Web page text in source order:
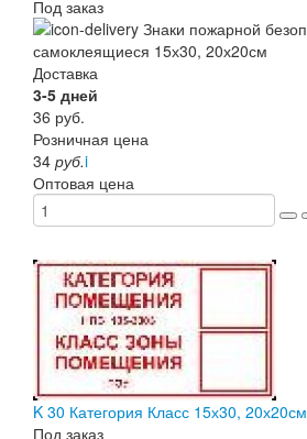
Под заказ
Доставка
3-5 дней
36 руб.
Розничная цена
34 руб.i
Оптовая цена
K 30 Категория Класс 15х30, 20х20см
Под заказ